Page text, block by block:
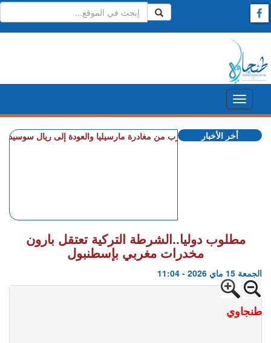
+ أكرد يقترب من مغادرة مارسيليا والعودة إلى ريال سوسيداد + + استطلاع رأي: 77.3% من الإسبان يعتبرون المغرب "بلدا عدوا"
أخر الأخبار
مطلوب دوليا..الشرطة التركية تعتقل بارون
مخدرات مغربي بإسطنبول
الجمعة 15 ماي 2026 - 11:04
طنجاوي